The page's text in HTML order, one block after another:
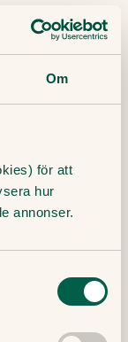
Om
för att
hur
annonser.
länk